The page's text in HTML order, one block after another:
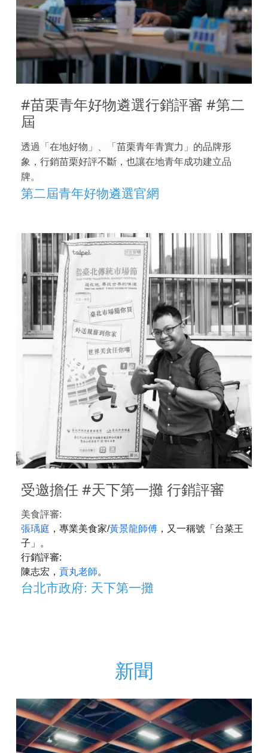
#苗栗青年好物遴選行銷評審 #第二
屆
透過「在地好物」、「苗栗青年青實力」的品牌形
象，行銷苗栗好評不斷，也讓在地青年成功建立品
牌。
第二屆青年好物遴選官網
受邀擔任 #天下第一攤 行銷評審
美食評審:
張瑀庭 ，專業美食家/黃景龍師傅 ，又一稱號「台菜王
子」。
行銷評審:
陳志宏， 貢丸老師。
台北市政府: 天下第一攤
新聞